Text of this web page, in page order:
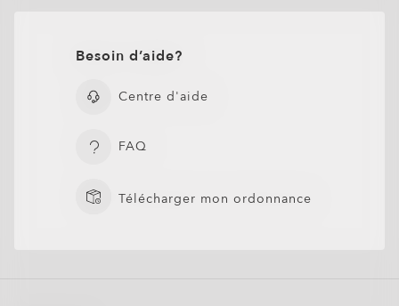
Besoin d’aide?
Centre d'aide
FAQ
Télécharger mon ordonnance